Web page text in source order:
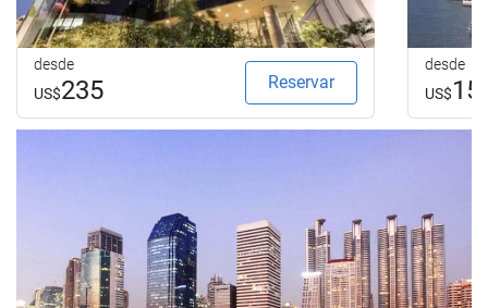
desde
US$235 Reservar
desde
US$